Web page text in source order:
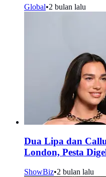
Global•2 bulan lalu
Dua Lipa dan
London, Pesta
ShowBiz•2 bulan lalu